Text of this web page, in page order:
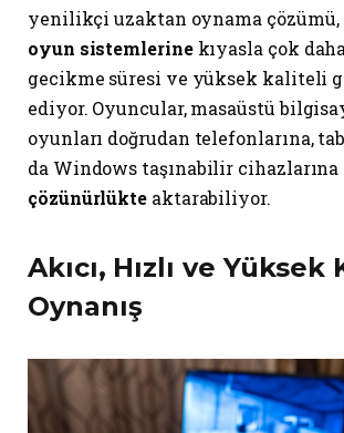
yenilikçi uzaktan oynama
oyun sistemlerinekıyasla çok
gecikme süresi ve yüksek kaliteli
ediyor. Oyuncular, masaüstü
oyunları doğrudan telefonlarına,
da Windows taşınabilir cihazlarına
çözünürlükte aktarabiliyor.
Akıcı, Hızlı ve
Oynanış